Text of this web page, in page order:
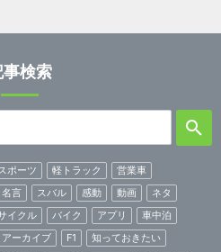
事検索
ポーツ 軽トラック
営業車
名言 スバル 感動 動画
ネタ
イクル バイク アプリ
車中泊
アーカイブ F1
知っておきたい